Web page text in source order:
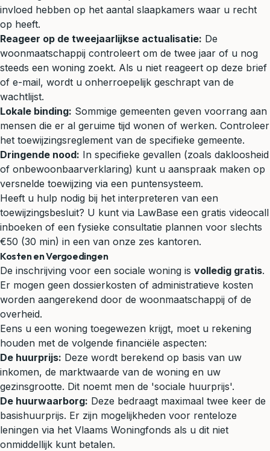
invloed hebben op het aantal slaapkamers waar u recht
op heeft.
Reageer op de tweejaarlijkse actualisatie: De
woonmaatschappij controleert om de twee jaar of u nog
steeds een woning zoekt. Als u niet reageert op deze brief
of e-mail, wordt u onherroepelijk geschrapt van de
wachtlijst.
Lokale binding: Sommige gemeenten geven voorrang aan
mensen die er al geruime tijd wonen of werken. Controleer
het toewijzingsreglement van de specifieke gemeente.
Dringende nood: In specifieke gevallen (zoals dakloosheid
of onbewoonbaarverklaring) kunt u aanspraak maken op
versnelde toewijzing via een puntensysteem.
Heeft u hulp nodig bij het interpreteren van een
toewijzingsbesluit? U kunt via LawBase een gratis videocall
inboeken of een fysieke consultatie plannen voor slechts
€50 (30 min) in een van onze zes kantoren.
Kosten en Vergoedingen
De inschrijving voor een sociale woning is volledig gratis.
Er mogen geen dossierkosten of administratieve kosten
worden aangerekend door de woonmaatschappij of de
overheid.
Eens u een woning toegewezen krijgt, moet u rekening
houden met de volgende financiële aspecten:
De huurprijs: Deze wordt berekend op basis van uw
inkomen, de marktwaarde van de woning en uw
gezinsgrootte. Dit noemt men de 'sociale huurprijs'.
De huurwaarborg: Deze bedraagt maximaal twee keer de
basishuurprijs. Er zijn mogelijkheden voor renteloze
leningen via het Vlaams Woningfonds als u dit niet
onmiddellijk kunt betalen.